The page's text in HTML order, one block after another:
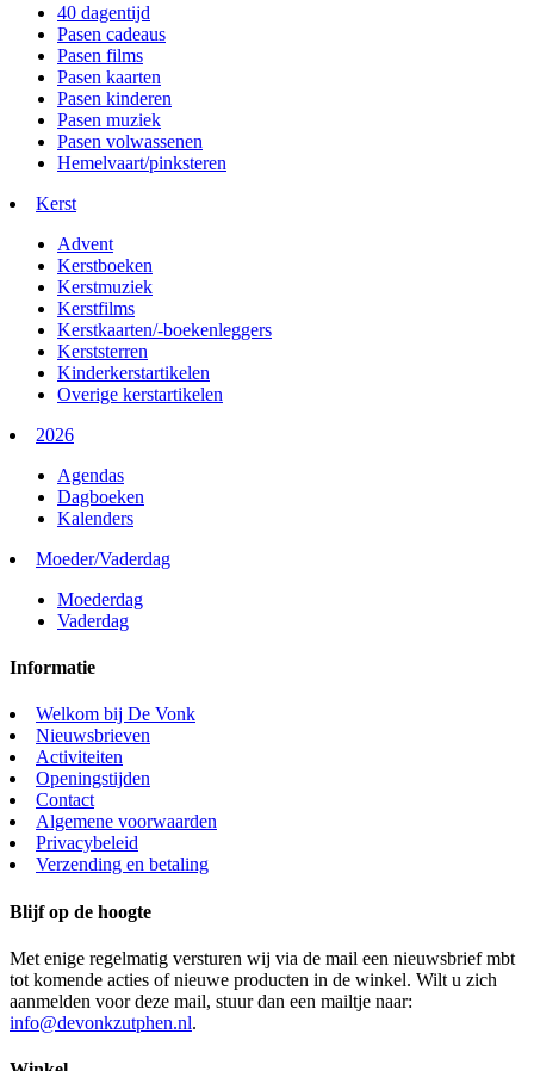
40 dagentijd
Pasen cadeaus
Pasen films
Pasen kaarten
Pasen kinderen
Pasen muziek
Pasen volwassenen
Hemelvaart/pinksteren
Kerst
Advent
Kerstboeken
Kerstmuziek
Kerstfilms
Kerstkaarten/-boekenleggers
Kerststerren
Kinderkerstartikelen
Overige kerstartikelen
2026
Agendas
Dagboeken
Kalenders
Moeder/Vaderdag
Moederdag
Vaderdag
Informatie
Welkom bij De Vonk
Nieuwsbrieven
Activiteiten
Openingstijden
Contact
Algemene voorwaarden
Privacybeleid
Verzending en betaling
Blijf op de hoogte
Met enige regelmatig versturen wij via de mail een nieuwsbrief mbt
tot komende acties of nieuwe producten in de winkel. Wilt u zich
aanmelden voor deze mail, stuur dan een mailtje naar:
info@devonkzutphen.nl.